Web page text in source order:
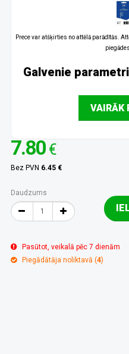
Prece var atšķirties no attēlā parādītās.
Galvenie
VAIRĀK
7.80 €
Bez PVN 6.45 €
Daudzums
Pasūtot, veikalā pēc 7 dienām
Piegādātāja noliktavā (4)